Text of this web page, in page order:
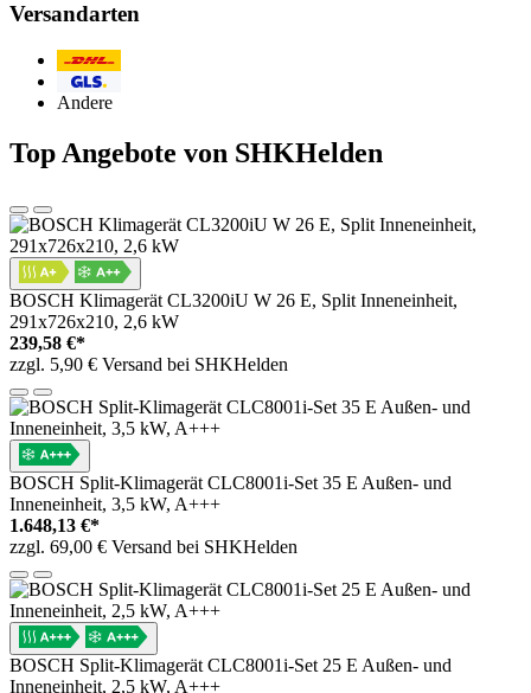
Versandarten
Andere
Top Angebote von SHKHelden
BOSCH Klimagerät CL3200iU W 26 E, Split Inneneinheit,
291x726x210, 2,6 kW
239,58 €*
zzgl. 5,90 € Versand bei SHKHelden
BOSCH Split-Klimagerät CLC8001i-Set 35 E Außen- und
Inneneinheit, 3,5 kW, A+++
1.648,13 €*
zzgl. 69,00 € Versand bei SHKHelden
BOSCH Split-Klimagerät CLC8001i-Set 25 E Außen- und
Inneneinheit, 2,5 kW, A+++